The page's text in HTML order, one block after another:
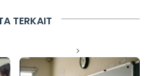
TERKAIT